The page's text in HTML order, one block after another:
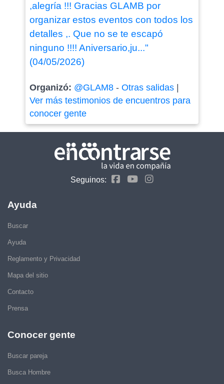
,alegría !!! Gracias GLAMB por
organizar estos eventos con todos los
detalles ,. Que no se te escapó
ninguno !!!! Aniversario,ju..."
(04/05/2026)
Organizó: @GLAM8- Otras salidas|
Ver más testimonios de encuentros para
conocer gente
Seguinos:
Ayuda
Buscar
Ayuda
Reglamento y Privacidad
Mapa del sitio
Contacto
Prensa
Conocer gente
Buscar pareja
Busca Hombre